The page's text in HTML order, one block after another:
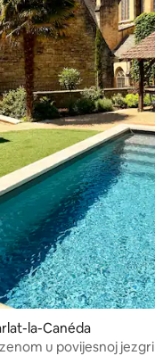
la-Canéda
u povijesnoj jezgri